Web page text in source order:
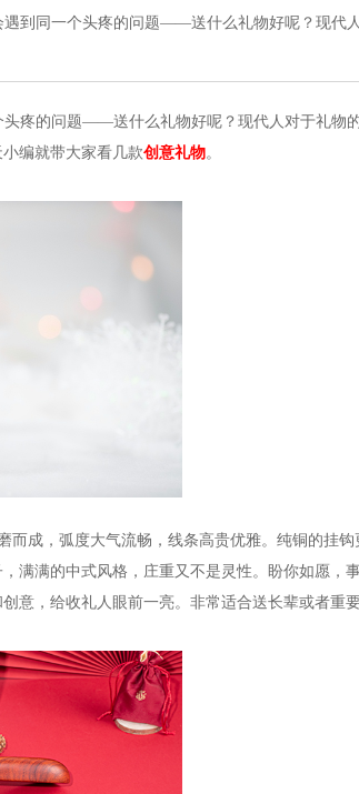
到同一个头疼的问题——送什么礼物好呢？现代
疼的问题——送什么礼物好呢？现代人对于礼物的
编就带大家看几款创意礼物。
而成，弧度大气流畅，线条高贵优雅。纯铜的挂
满满的中式风格，庄重又不是灵性。盼你如愿，
意，给收礼人眼前一亮。非常适合送长辈或者重要